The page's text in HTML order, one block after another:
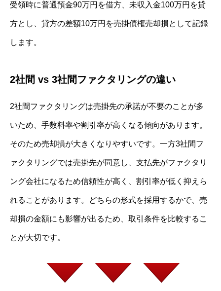
受領時に普通預金90万円を借方、未収入金100万円を貸
方とし、貸方の差額10万円を売掛債権売却損として記録
します。
2社間 vs 3社間ファクタリングの違い
2社間ファクタリングは売掛先の承諾が不要のことが多
いため、手数料率や割引率が高くなる傾向があります。
そのため売却損が大きくなりやすいです。一方3社間フ
ァクタリングでは売掛先が同意し、支払先がファクタリ
ング会社になるため信頼性が高く、割引率が低く抑えら
れることがあります。どちらの形式を採用するかで、売
却損の金額にも影響が出るため、取引条件を比較するこ
とが大切です。